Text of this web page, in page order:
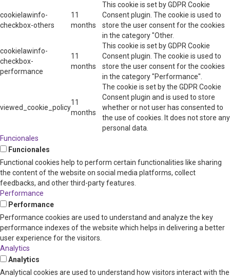
cookielawinfo-
checkbox-others
11
months
This cookie is set by GDPR Cookie
Consent plugin. The cookie is used to
store the user consent for the cookies
in the category "Other.
cookielawinfo-
checkbox-
performance
11
months
This cookie is set by GDPR Cookie
Consent plugin. The cookie is used to
store the user consent for the cookies
in the category "Performance".
viewed_cookie_policy
11
months
The cookie is set by the GDPR Cookie
Consent plugin and is used to store
whether or not user has consented to
the use of cookies. It does not store any
personal data.
Funcionales
Funcionales
Functional cookies help to perform certain functionalities like sharing
the content of the website on social media platforms, collect
feedbacks, and other third-party features.
Performance
Performance
Performance cookies are used to understand and analyze the key
performance indexes of the website which helps in delivering a better
user experience for the visitors.
Analytics
Analytics
Analytical cookies are used to understand how visitors interact with the